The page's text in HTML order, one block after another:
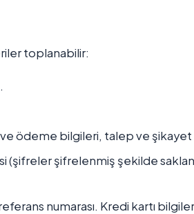
toplanabilir:
ve ödeme bilgileri, talep ve şikayet
(şifreler şifrelenmiş şekilde
numarası. Kredi kartı